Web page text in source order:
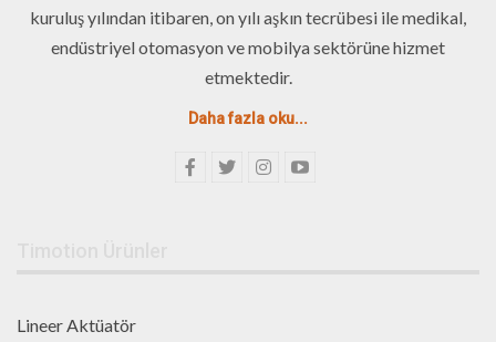
kuruluş yılından itibaren, on yılı aşkın tecrübesi ile medikal,
endüstriyel otomasyon ve mobilya sektörüne hizmet
etmektedir.
Daha fazla oku...
Lineer Aktüatör